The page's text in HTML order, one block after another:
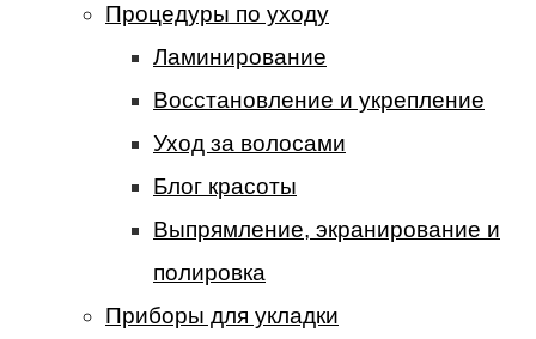
Процедуры по уходу
Ламинирование
Восстановление и укрепление
Уход за волосами
Блог красоты
Выпрямление, экранирование и
полировка
Приборы для укладки